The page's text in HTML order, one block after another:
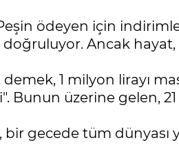
ödeyen için
Ancak hayat,
1 milyon lirayı
Bunun üzerine gelen,
gecede tüm dünyası